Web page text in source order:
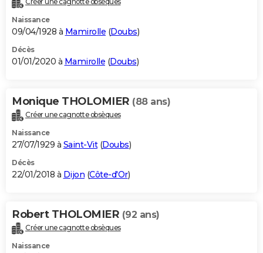
Naissance
09/04/1928 à Mamirolle (Doubs)
Décès
01/01/2020 à Mamirolle (Doubs)
Monique THOLOMIER (88 ans)
Créer une cagnotte obsèques
Naissance
27/07/1929 à Saint-Vit(Doubs)
Décès
22/01/2018 à Dijon (Côte-d'Or)
Robert THOLOMIER (92 ans)
Créer une cagnotte obsèques
Naissance